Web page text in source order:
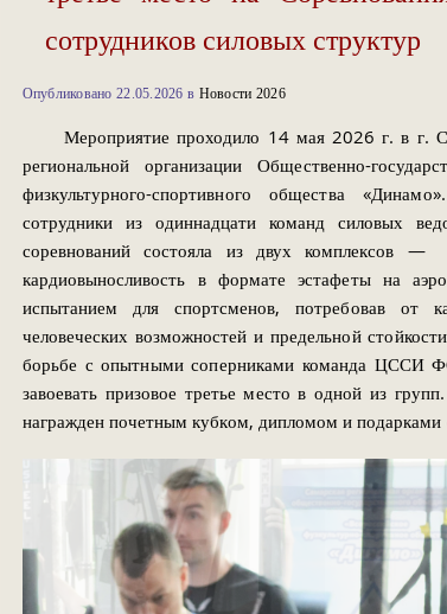
сотрудников силовых структур
Опубликовано 22.05.2026 в Новости 2026
Мероприятие проходило 14 мая 2026 г. в г.
региональной организации Общественно-
физкультурного-спортивного общества
сотрудники из одиннадцати команд силовых
соревнований состояла из двух комплексов
кардиовыносливость в формате эстафеты на
испытанием для спортсменов, потребовав от
человеческих возможностей и предельной
борьбе с опытными соперниками команда ЦССИ
завоевать призовое третье место в одной из
награжден почетным кубком, дипломом и подарками